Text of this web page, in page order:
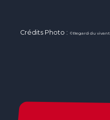
Crédits Photo : ©Regard du vivant